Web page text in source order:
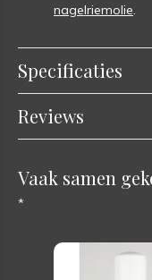
nagelriemolie.
Specificaties
Reviews
Vaak samen
*